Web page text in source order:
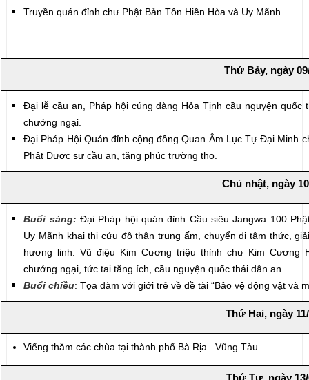
Truyền quán đỉnh chư Phật Bản Tôn Hiền Hòa và Uy Mãnh.
Thứ Bảy, ngày
Đại lễ cầu an, Pháp hội cúng dàng Hỏa Tịnh cầu nguyện quốc
chướng ngại.
Đại Pháp Hội Quán đỉnh cộng đồng Quan Âm Lục Tự Đại Minh
Phật Dược sư cầu an, tăng phúc trường thọ.
Chủ nhật, ngày
Buổi sáng: Đại Pháp hội quán đỉnh ‎Cầu siêu Jangwa 100
Uy Mãnh khai thị cứu độ thân trung ấm, chuyển di tâm thức,
hương linh. Vũ điệu Kim Cương triệu thỉnh chư Kim Cương
chướng ngại, tức tai tăng ích, cầu nguyện quốc thái dân an.
Buổi chiều: Tọa đàm với giới trẻ về đề tài “Bảo vệ động vật và
Thứ Hai, ngày
Viếng thăm các chùa tại thành phố Bà Rịa –Vũng Tàu.